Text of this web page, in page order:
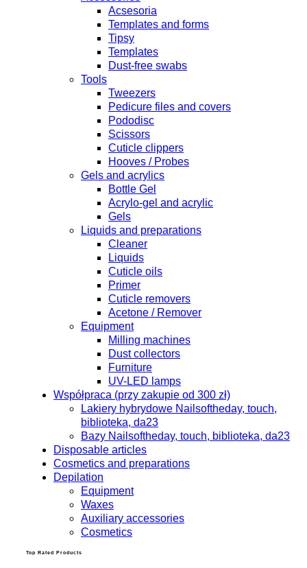
Acsesoria
Templates and forms
Tipsy
Templates
Dust-free swabs
Tools
Tweezers
Pedicure files and covers
Pododisc
Scissors
Cuticle clippers
Hooves / Probes
Gels and acrylics
Bottle Gel
Acrylo-gel and acrylic
Gels
Liquids and preparations
Cleaner
Liquids
Cuticle oils
Primer
Cuticle removers
Acetone / Remover
Equipment
Milling machines
Dust collectors
Furniture
UV-LED lamps
Współpraca (przy zakupie od 300 zł)
Lakiery hybrydowe Nailsoftheday, touch,
biblioteka, da23
Bazy Nailsoftheday, touch, biblioteka, da23
Disposable articles
Cosmetics and preparations
Depilation
Equipment
Waxes
Auxiliary accessories
Cosmetics
Top Rated Products